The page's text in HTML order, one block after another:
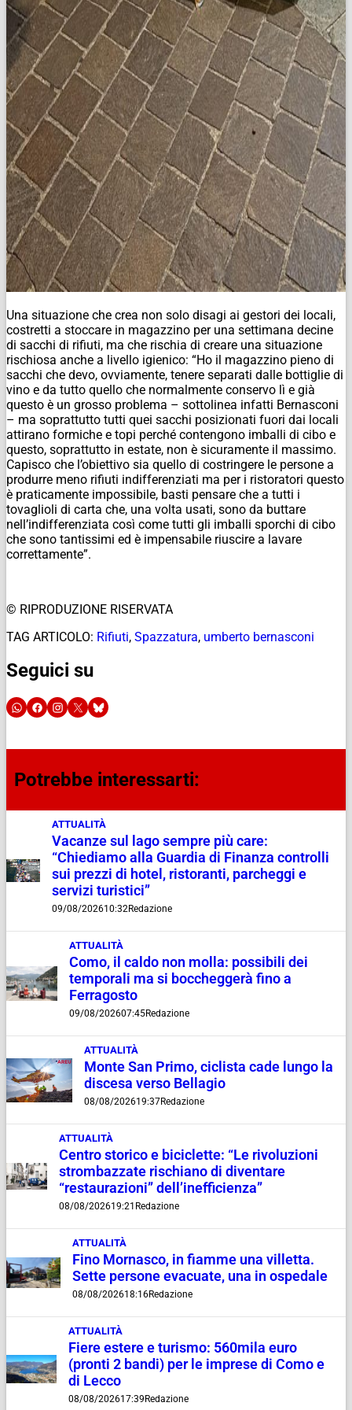
Una situazione che crea non solo disagi ai gestori dei locali,
costretti a stoccare in magazzino per una settimana decine
di sacchi di rifiuti, ma che rischia di creare una situazione
rischiosa anche a livello igienico: “Ho il magazzino pieno di
sacchi che devo, ovviamente, tenere separati dalle bottiglie di
vino e da tutto quello che normalmente conservo lì e già
questo è un grosso problema – sottolinea infatti Bernasconi
– ma soprattutto tutti quei sacchi posizionati fuori dai locali
attirano formiche e topi perché contengono imballi di cibo e
questo, soprattutto in estate, non è sicuramente il massimo.
Capisco che l’obiettivo sia quello di costringere le persone a
produrre meno rifiuti indifferenziati ma per i ristoratori questo
è praticamente impossibile, basti pensare che a tutti i
tovaglioli di carta che, una volta usati, sono da buttare
nell’indifferenziata così come tutti gli imballi sporchi di cibo
che sono tantissimi ed è impensabile riuscire a lavare
correttamente”.
© RIPRODUZIONE RISERVATA
TAG ARTICOLO: Rifiuti, Spazzatura, umberto bernasconi
Seguici su
Potrebbe interessarti:
ATTUALITÀ
Vacanze sul lago sempre più care:
“Chiediamo alla Guardia di Finanza controlli
sui prezzi di hotel, ristoranti, parcheggi e
servizi turistici”
09/08/202610:32Redazione
ATTUALITÀ
Como, il caldo non molla: possibili dei
temporali ma si boccheggerà fino a
Ferragosto
09/08/202607:45Redazione
ATTUALITÀ
Monte San Primo, ciclista cade lungo la
discesa verso Bellagio
08/08/202619:37Redazione
ATTUALITÀ
Centro storico e biciclette: “Le rivoluzioni
strombazzate rischiano di diventare
“restaurazioni” dell’inefficienza”
08/08/202619:21 Redazione
ATTUALITÀ
Fino Mornasco, in fiamme una villetta.
Sette persone evacuate, una in ospedale
08/08/202618:16Redazione
ATTUALITÀ
Fiere estere e turismo: 560mila euro
(pronti 2 bandi) per le imprese di Como e
di Lecco
08/08/202617:39 Redazione